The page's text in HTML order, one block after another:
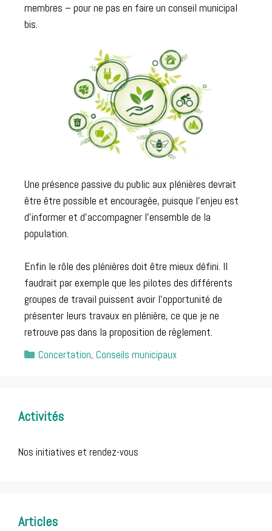
membres – pour ne pas en faire un conseil municipal
bis.
Une présence passive du public aux plénières devrait
être être possible et encouragée, puisque l’enjeu est
d’informer et d’accompagner l’ensemble de la
population.
Enfin le rôle des plénières doit être mieux défini. Il
faudrait par exemple que les pilotes des différents
groupes de travail puissent avoir l’opportunité de
présenter leurs travaux en plénière, ce que je ne
retrouve pas dans la proposition de règlement.
Catégories
Concertation,Conseils municipaux
Activités
Nos initiatives et rendez-vous
Articles